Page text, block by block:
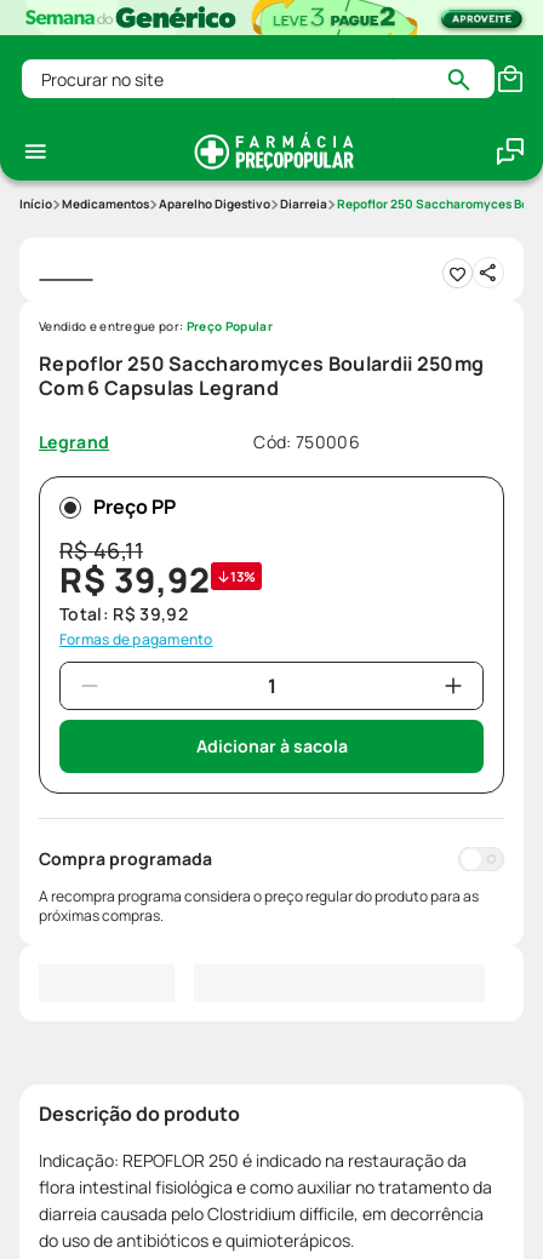
Procurar no site
Medicamentos Aparelho Digestivo Diarreia Repoflor 250 Saccharomyces
Repoflor 250 Saccharomyces Boulardii 250mg
Com 6 Capsulas Legrand
Legrand Cód: 750006
Vendido e entregue por: Preço Popular
Preço PP
R$46,11
R$ 39,92 13%
Total: R$ 39,92
Formas de pagamento
Adicionar à sacola
Compra programada
A recompra programa considera o preço regular do produto para as
próximas compras.
Descrição do produto
Indicação: REPOFLOR 250 é indicado na restauração da
flora intestinal fisiológica e como auxiliar no tratamento da
diarreia causada pelo Clostridium difficile, em decorrência
do uso de antibióticos e quimioterápicos.